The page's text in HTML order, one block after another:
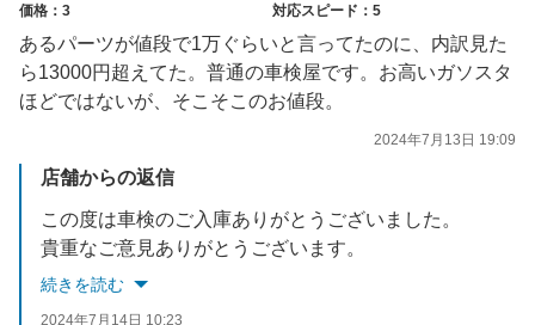
価格：3
対応スピード：5
あるパーツが値段で1万ぐらいと言ってたのに、内訳見た
ら13000円超えてた。普通の車検屋です。お高いガソスタ
ほどではないが、そこそこのお値段。
2024年7月13日 19:09
店舗からの返信
この度は車検のご入庫ありがとうございました。
貴重なご意見ありがとうございます。
今後も快適にご利用出来るようスタッフ一同、日々改善して参りますので、よろしくお願いいたします。
続きを読む
2024年7月14日 10:23